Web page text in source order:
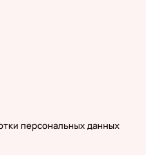
персональных данных